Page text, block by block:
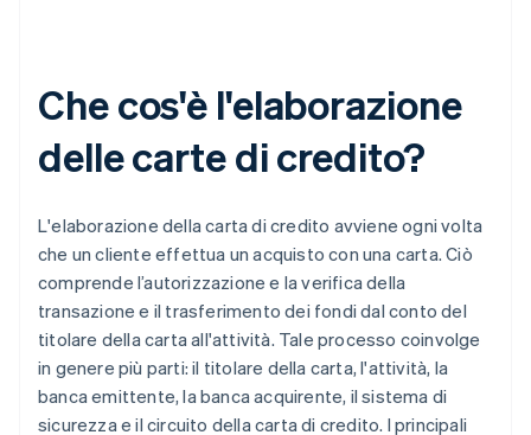
Che cos'è l'elaborazione
delle carte di credito?
L'elaborazione della carta di credito avviene ogni volta
che un cliente effettua un acquisto con una carta. Ciò
comprende l’autorizzazione e la verifica della
transazione e il trasferimento dei fondi dal conto del
titolare della carta all'attività. Tale processo coinvolge
in genere più parti: il titolare della carta, l'attività, la
banca emittente, la banca acquirente, il sistema di
sicurezza e il circuito della carta di credito. I principali